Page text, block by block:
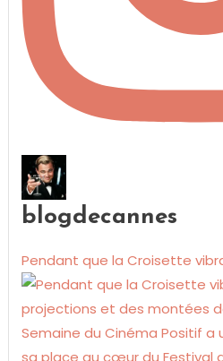
blogdecannes
Pendant que la Croisette